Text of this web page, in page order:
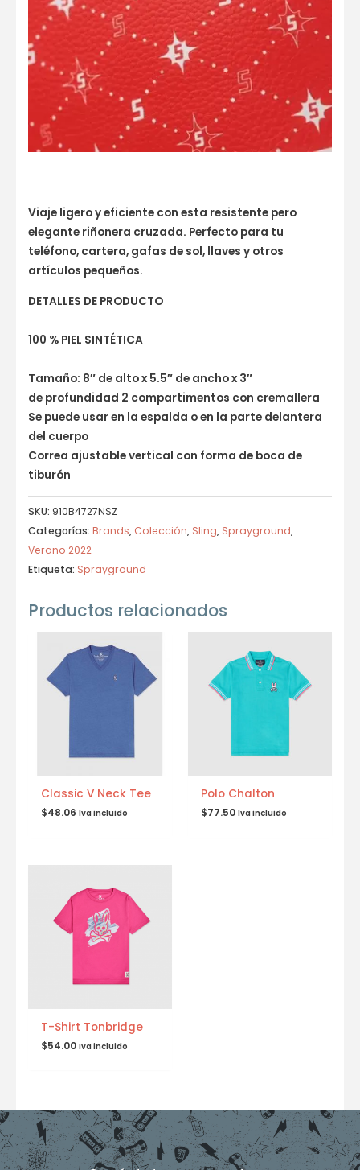
Viaje ligero y eficiente con esta resistente pero
elegante riñonera cruzada. Perfecto para tu
teléfono, cartera, gafas de sol, llaves y otros
artículos pequeños.
DETALLES DE PRODUCTO
100 % PIEL SINTÉTICA
Tamaño: 8″ de alto x 5.5″ de ancho x 3″
de profundidad 2 compartimentos con cremallera
Se puede usar en la espalda o en la parte delantera
del cuerpo
Correa ajustable vertical con forma de boca de
tiburón
SKU: 910B4727NSZ
Categorías: Brands, Colección, Sling, Sprayground,
Verano 2022
Etiqueta: Sprayground
Productos relacionados
Classic V Neck Tee
$48.06 Iva incluido
Polo Chalton
$77.50 Iva incluido
T-Shirt Tonbridge
$54.00 Iva incluido